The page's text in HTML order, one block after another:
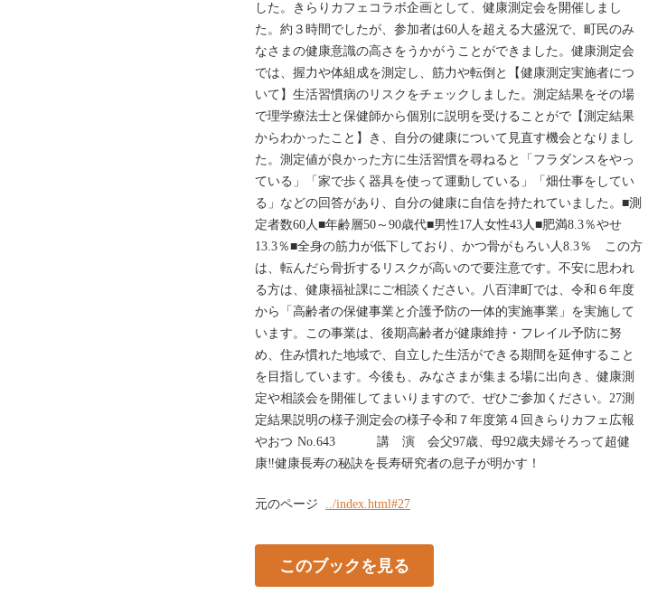
した。きらりカフェコラボ企画として、健康測定会を開催しまし
た。約３時間でしたが、参加者は60人を超える大盛況で、町民のみ
なさまの健康意識の高さをうかがうことができました。健康測定会
では、握力や体組成を測定し、筋力や転倒と【健康測定実施者につ
いて】生活習慣病のリスクをチェックしました。測定結果をその場
で理学療法士と保健師から個別に説明を受けることがで【測定結果
からわかったこと】き、自分の健康について見直す機会となりまし
た。測定値が良かった方に生活習慣を尋ねると「フラダンスをやっ
ている」「家で歩く器具を使って運動している」「畑仕事をしてい
る」などの回答があり、自分の健康に自信を持たれていました。■測
定者数60人■年齢層50～90歳代■男性17人女性43人■肥満8.3％やせ
13.3％■全身の筋力が低下しており、かつ骨がもろい人8.3％ この方
は、転んだら骨折するリスクが高いので要注意です。不安に思われ
る方は、健康福祉課にご相談ください。八百津町では、令和６年度
から「高齢者の保健事業と介護予防の一体的実施事業」を実施して
います。この事業は、後期高齢者が健康維持・フレイル予防に努
め、住み慣れた地域で、自立した生活ができる期間を延伸すること
を目指しています。今後も、みなさまが集まる場に出向き、健康測
定や相談会を開催してまいりますので、ぜひご参加ください。27測
定結果説明の様子測定会の様子令和７年度第４回きらりカフェ広報
やおつ No.643 講 演 会父97歳、母92歳夫婦そろって超健
康‼健康長寿の秘訣を長寿研究者の息子が明かす！
元のページ ../index.html#27
このブックを見る